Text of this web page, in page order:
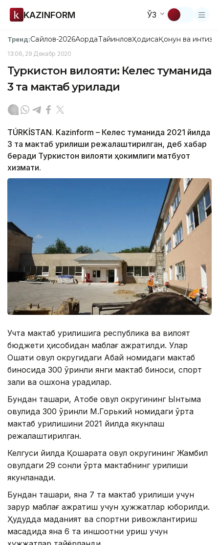
KAZINFORM ЎЗ
Тренд:Сайлов-2026АқордаТайинловҲодисаҚонун ва
13:06, 29 Декабр 2020
Туркистон вилояти: Келес туманида
3 та мактаб қурилади
TÚRKİSTAN. Kazinform – Келес туманида 2021 йилда
3 та мактаб қурилиши режалаштирилган, деб хабар
беради Туркистон вилояти ҳокимлиги матбуот
хизмати.
Учта мактаб қурилишига республика ва вилоят
бюджети ҳисобидан маблағ ажратилди. Улар
Ошақти овул округидаги Абай номидаги мактаб
биносида 300 ўринли янги мактаб биноси, спорт
зали ва ошхона қурадилар.
Бундан ташқари, Ақтобе овул округининг Ынтымақ
овулида 300 ўринли М.Горький номидаги ўрта
мактаб қурилишини 2021 йилда якунлаш
режалаштирилган.
Келгуси йилда Қошқарата овул округининг Жамбил
овулдаги 29 сонли ўрта мактабнинг қурилиши
якунланади.
Бундан ташқари, яна 7 та мактаб қурилиши учун
зарур маблағ ажратиш учун ҳужжатлар юборилди.
Ҳудудда маданият ва спортни ривожлантириш
мақсадида яна 6 та иншоотни қуриш учун